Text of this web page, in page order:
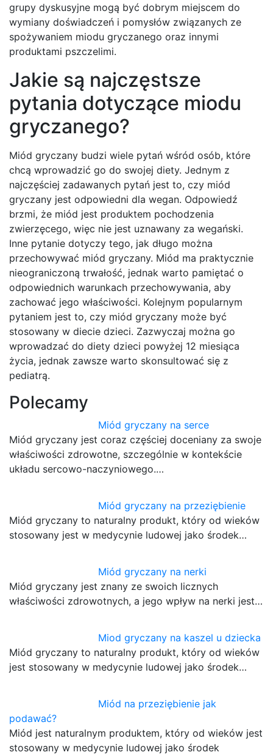
grupy dyskusyjne mogą być dobrym miejscem do
wymiany doświadczeń i pomysłów związanych ze
spożywaniem miodu gryczanego oraz innymi
produktami pszczelimi.
Jakie są najczęstsze
pytania dotyczące miodu
gryczanego?
Miód gryczany budzi wiele pytań wśród osób, które
chcą wprowadzić go do swojej diety. Jednym z
najczęściej zadawanych pytań jest to, czy miód
gryczany jest odpowiedni dla wegan. Odpowiedź
brzmi, że miód jest produktem pochodzenia
zwierzęcego, więc nie jest uznawany za wegański.
Inne pytanie dotyczy tego, jak długo można
przechowywać miód gryczany. Miód ma praktycznie
nieograniczoną trwałość, jednak warto pamiętać o
odpowiednich warunkach przechowywania, aby
zachować jego właściwości. Kolejnym popularnym
pytaniem jest to, czy miód gryczany może być
stosowany w diecie dzieci. Zazwyczaj można go
wprowadzać do diety dzieci powyżej 12 miesiąca
życia, jednak zawsze warto skonsultować się z
pediatrą.
Polecamy
Miód gryczany na serce
Miód gryczany jest coraz częściej doceniany za swoje
właściwości zdrowotne, szczególnie w kontekście
układu sercowo-naczyniowego.…
Miód gryczany na przeziębienie
Miód gryczany to naturalny produkt, który od wieków
stosowany jest w medycynie ludowej jako środek…
Miód gryczany na nerki
Miód gryczany jest znany ze swoich licznych
właściwości zdrowotnych, a jego wpływ na nerki jest…
Miod gryczany na kaszel u dziecka
Miód gryczany to naturalny produkt, który od wieków
jest stosowany w medycynie ludowej jako środek…
Miód na przeziębienie jak
podawać?
Miód jest naturalnym produktem, który od wieków jest
stosowany w medycynie ludowej jako środek